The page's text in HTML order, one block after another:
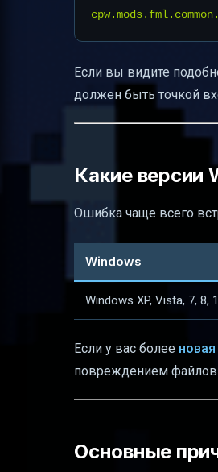
Если вы видите
должен быть точкой
Какие версии
Ошибка чаще всего
Windows
Windows XP, Vista, 7, 8,
Если у вас более
повреждением файлов.
Основные